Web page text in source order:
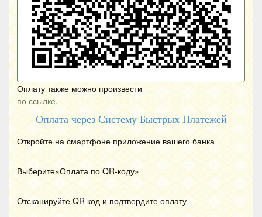
Оплату также можно произвести
по ссылке.
Оплата через Систему Быстрых Платежей
Откройте на смартфоне приложение вашего банка
Выберите«Оплата по QR-коду»
Отсканируйте QR код и подтвердите оплату